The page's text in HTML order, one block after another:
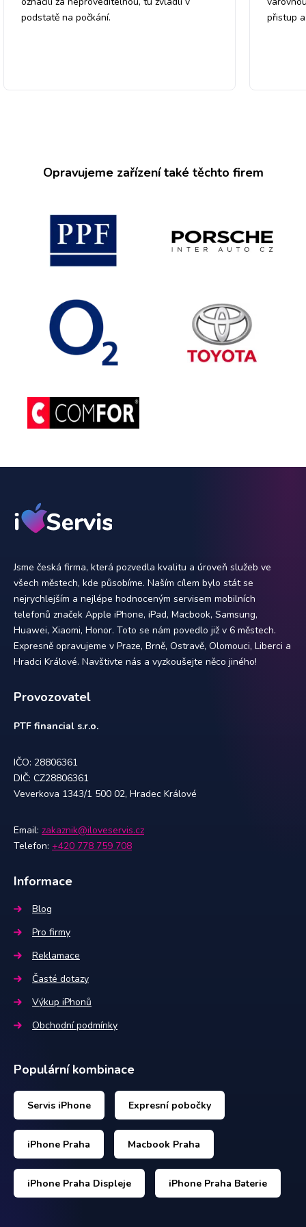
podstatě na počkání.
přistup
Opravujeme zařízení také těchto firem
Jsme česká firma, která pozvedla kvalitu a úroveň služeb ve
všech městech, kde působíme. Naším cílem bylo stát se
nejrychlejším a nejlépe hodnoceným servisem mobilních
telefonů značek Apple iPhone, iPad, Macbook, Samsung,
Huawei, Xiaomi, Honor. Toto se nám povedlo již v 6 městech.
Expresně opravujeme v Praze, Brně, Ostravě, Olomouci, Liberci a
Hradci Králové. Navštivte nás a vyzkoušejte něco jiného!
Provozovatel
PTF financial s.r.o.
IČO: 28806361
DIČ: CZ28806361
Veverkova 1343/1 500 02, Hradec Králové
Email: zakaznik@iloveservis.cz
Telefon: +420 778 759 708
Informace
Blog
Pro firmy
Reklamace
Časté dotazy
Výkup iPhonů
Obchodní podmínky
Populární kombinace
Servis iPhone Expresní pobočky
iPhone Praha Macbook Praha
iPhone Praha Displeje iPhone Praha Baterie